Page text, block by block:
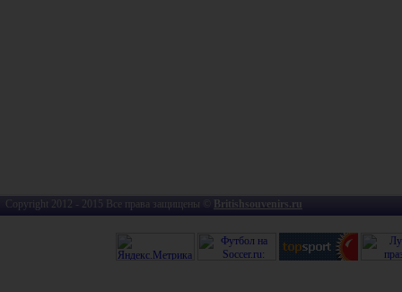
Copyright 2012 - 2015 Все права защищены © Britishsouvenirs.ru